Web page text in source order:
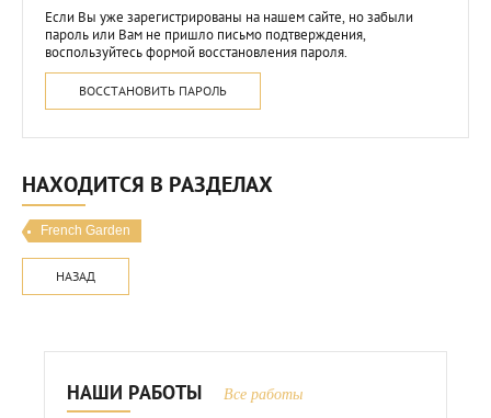
Если Вы уже зарегистрированы на нашем сайте, но забыли
пароль или Вам не пришло письмо подтверждения,
воспользуйтесь формой восстановления пароля.
ВОССТАНОВИТЬ ПАРОЛЬ
НАХОДИТСЯ В РАЗДЕЛАХ
French Garden
НАЗАД
НАШИ РАБОТЫ Все работы